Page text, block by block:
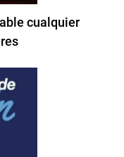
cualquier